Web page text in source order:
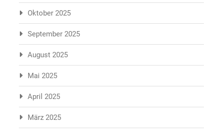
Oktober 2025
September 2025
August 2025
Mai 2025
April 2025
März 2025